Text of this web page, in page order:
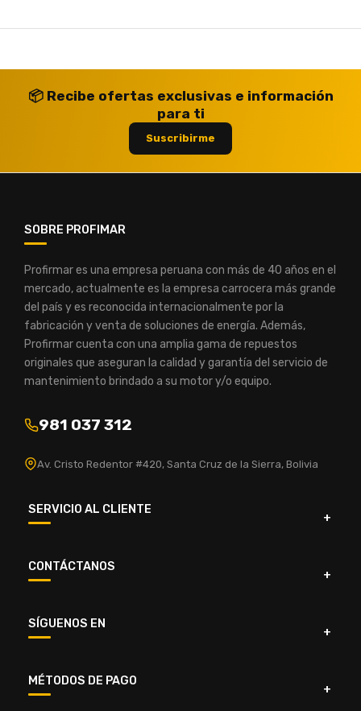
📦 Recibe ofertas exclusivas e información
para ti
Suscribirme
SOBRE PROFIMAR
Profirmar es una empresa peruana con más de 40 años en el
mercado, actualmente es la empresa carrocera más grande
del país y es reconocida internacionalmente por la
fabricación y venta de soluciones de energía. Además,
Profirmar cuenta con una amplia gama de repuestos
originales que aseguran la calidad y garantía del servicio de
mantenimiento brindado a su motor y/o equipo.
981 037 312
Av. Cristo Redentor #420, Santa Cruz de la Sierra, Bolivia
SERVICIO AL CLIENTE
CONTÁCTANOS
SÍGUENOS EN
MÉTODOS DE PAGO